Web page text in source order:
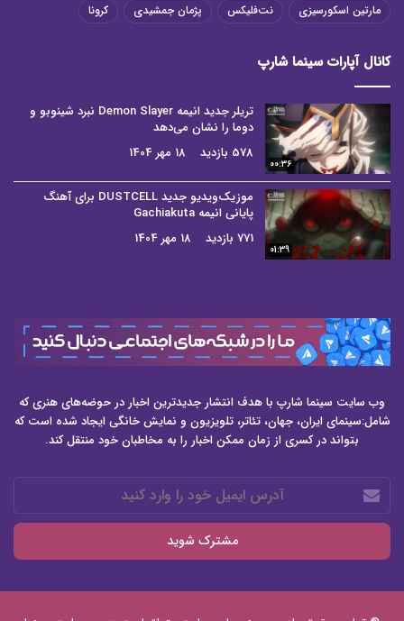
مارتین اسکورسیزی
نت‌فلیکس پژمان جمشیدی کرونا
کانال آپارات سینما شارپ
00:36
تریلر جدید انیمه Demon Slayer نبرد شینوبو و
دوما را نشان می‌دهد
578 بازدید
18 مهر 1404
01:39
موزیک‌ویدیو جدید DUSTCELL برای آهنگ
پایانی انیمه Gachiakuta
771 بازدید
18 مهر 1404
وب سایت سینما شارپ با هدف انتشار جدیدترین اخبار در حوضه‌های هنری که
شامل:سینمای ایران، جهان، تئاتر، تلویزیون و نمایش خانگی ایجاد شده است که
بتواند در کسری از زمان ممکن اخبار را به مخاطبان خود منتقل کند.
آدرس
ایمیل
خود
وارد